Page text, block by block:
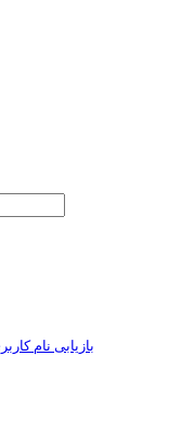
بازیابی نام